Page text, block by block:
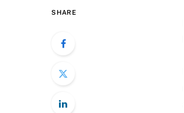
SHARE